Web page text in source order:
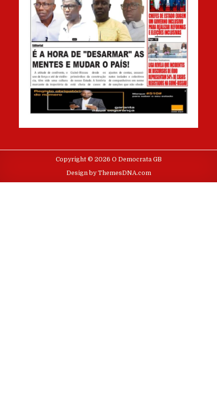
Copyright © 2026 O Democrata GB
Design by ThemesDNA.com